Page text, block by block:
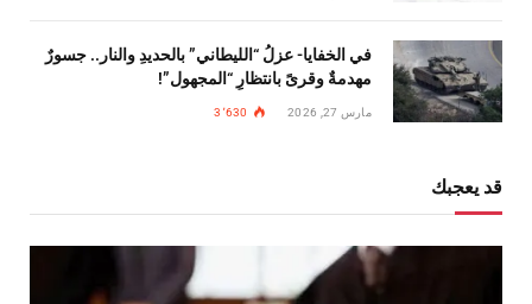
في الخفايا- عزلُ “الليطاني” بالحديدِ والنار.. جسورٌ
مهدمةٌ وقرىً بانتظارِ “المجهول”!
مارس 27, 2026 3٬630
قد يعجبك